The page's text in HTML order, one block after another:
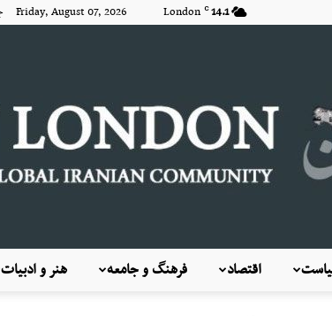
14.1
C
London Friday, August 07, 2026 جمعه, ۱۶ مرداد ۱۴۰۵
هنر و ادبیات فرهنگ و جامعه اقتصاد